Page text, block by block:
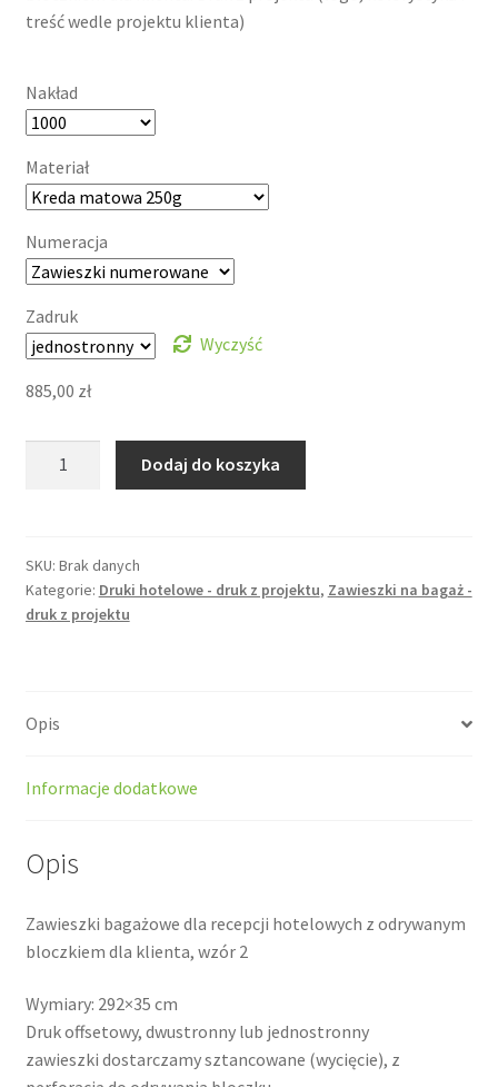
treść wedle projektu klienta)
Nakład
Materiał
Numeracja
Zadruk
Wyczyść
885,00 zł
(wzór
2)
-
Dodaj do koszyka
SKU: Brak danych
Kategorie: Druki hotelowe - druk z projektu, Zawieszki na bagaż -
druk z projektu
Opis
Informacje dodatkowe
Opis
Zawieszki bagażowe dla recepcji hotelowych z odrywanym
bloczkiem dla klienta, wzór 2
Wymiary: 292×35 cm
Druk offsetowy, dwustronny lub jednostronny
zawieszki dostarczamy sztancowane (wycięcie), z